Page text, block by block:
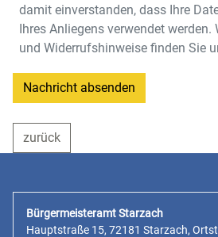
damit einverstanden, dass Ihre
Ihres Anliegens verwendet
und Widerrufshinweise finden Sie
Nachricht absenden
zurück
Bürgermeisteramt Starzach
Hauptstraße 15, 72181 Starzach,